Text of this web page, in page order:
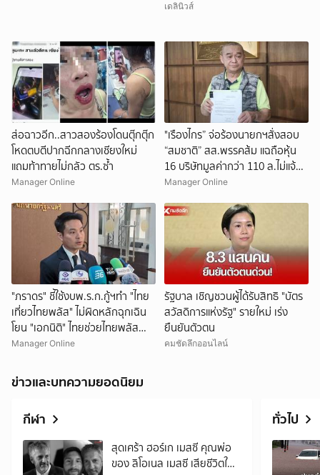
เดลินิวส์
ส่อฉาวอีก..สาวสองร้องโดนตุ๊กตุ๊ก
โหดตบตีปากฉีกกลางเชียงใหม่
แถมท้าทายไม่กลัว ตร.ซ้ำ
Manager Online
"เรืองไกร” จ่อร้องนายกฯสั่งสอบ
“สมชาติ” สส.พรรคส้ม แฉถือหุ้น
16 บริษัทมูลค่ากว่า 110 ล.ไม่แจ้ง
ป.ป.ช.
Manager Online
"ภราดร" ชี้ใช้งบพ.ร.ก.กู้ฯทำ "ไทย
เที่ยวไทยพลัส" ไม่ผิดหลักฉุกเฉิน
โยน "เอกนิติ" ไทยช่วยไทยพลัส
เฟส 2
Manager Online
รัฐบาล เชิญชวนผู้ได้รับสิทธิ "บัตร
สวัสดิการแห่งรัฐ" รายใหม่ เร่ง
ยืนยันตัวตน
คมชัดลึกออนไลน์
ข่าวและบทความยอดนิยม
กีฬา
สุดเศร้า ฮอร์เก เมสซี คุณพ่อ
ของ ลิโอเนล เมสซี เสียชีวิตใน
ทั่วไป